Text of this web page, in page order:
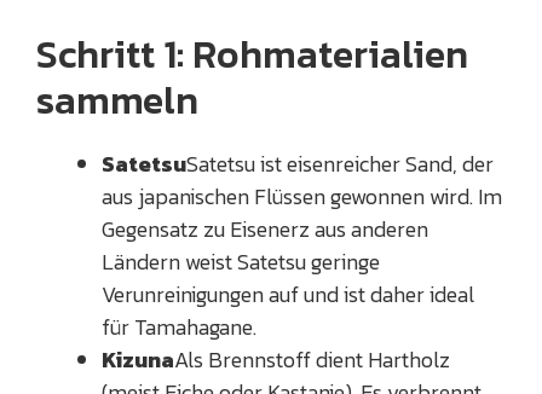
Schritt 1: Rohmaterialien
sammeln
SatetsuSatetsu ist eisenreicher Sand, der
aus japanischen Flüssen gewonnen wird. Im
Gegensatz zu Eisenerz aus anderen
Ländern weist Satetsu geringe
Verunreinigungen auf und ist daher ideal
für Tamahagane.
KizunaAls Brennstoff dient Hartholz